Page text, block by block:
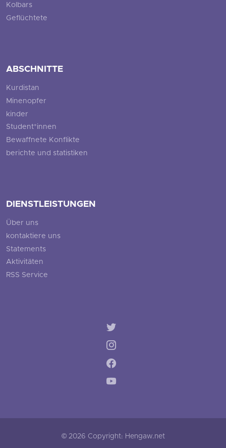
Kolbars
Geflüchtete
ABSCHNITTE
Kurdistan
Minenopfer
kinder
Student*innen
Bewaffnete Konflikte
berichte und statistiken
DIENSTLEISTUNGEN
Über uns
kontaktiere uns
Statements
Aktivitäten
RSS Service
© 2026 Copyright: Hengaw.net